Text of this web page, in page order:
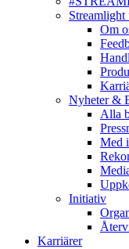
Streamlight
Om
Nyheter &
Alla
Med i
Initiativ
Karriärer